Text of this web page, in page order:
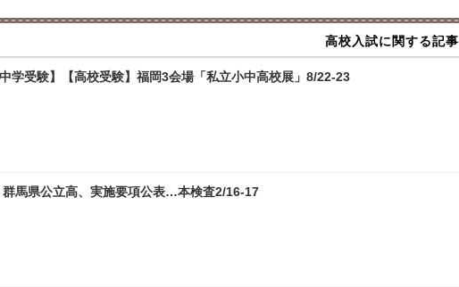
高校入試に関する記事
中学受験】【高校受験】福岡3会場「私立小中高校展」8/22-23
群馬県公立高、実施要項公表…本検査2/16-17